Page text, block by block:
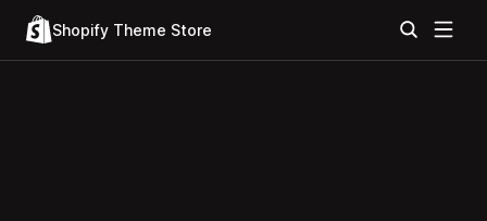
Shopify Theme Store